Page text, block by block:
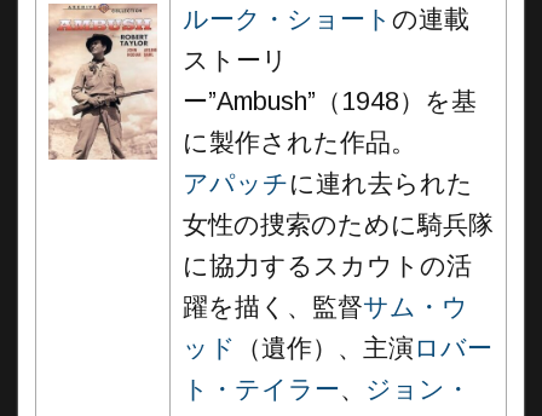
ルーク・ショート の連載
ストーリ
ー”Ambush”（1948）を基
に製作された作品。
アパッチに連れ去られた
女性の捜索のために騎兵隊
に協力するスカウトの活
躍を描く、監督サム・ウ
ッド
（遺作）、主演 ロバー
ト・テイラー、 ジョン・